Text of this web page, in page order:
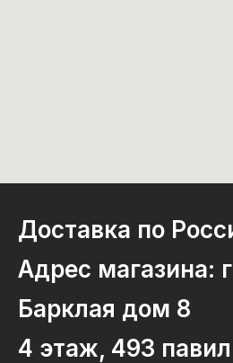
Доставка по
Адрес магазина:
Барклая дом 8
4 этаж, 493